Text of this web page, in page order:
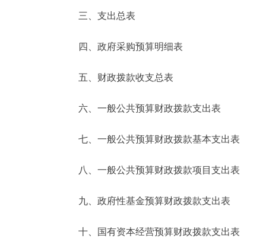
走进北京
北京概况
绿色北京
ENGLISH
三、支出总表
四、政府采购预算明细表
五、财政拨款收支总表
六、一般公共预算财政拨款支出表
七、一般公共预算财政拨款基本支出表
八、一般公共预算财政拨款项目支出表
九、政府性基金预算财政拨款支出表
十、国有资本经营预算财政拨款支出表